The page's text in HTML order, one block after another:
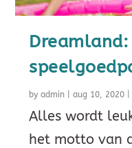
Dreamland:
byadmin |aug 10, 2020
Alles wordt
het motto van